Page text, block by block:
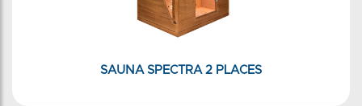
SAUNA SPECTRA 2 PLACES